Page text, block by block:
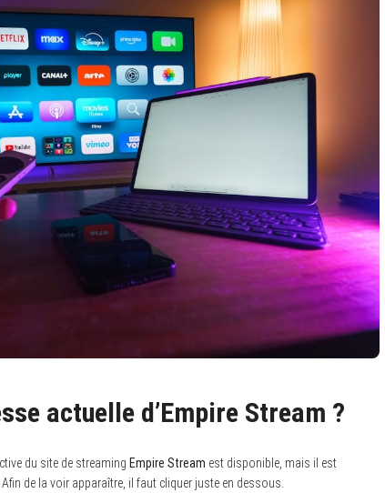
actuelle d’Empire Stream ?
du site de streaming Empire Stream est disponible, mais il est
de la voir apparaître, il faut cliquer juste en dessous.